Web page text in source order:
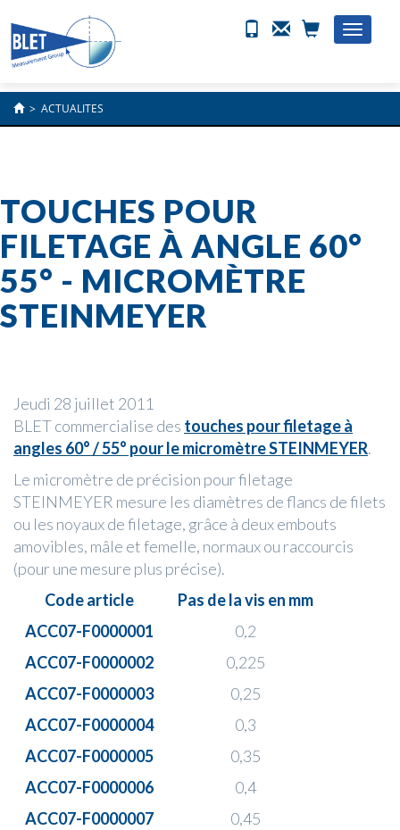
Toggle
> ACTUALITES
TOUCHES POUR
FILETAGE À ANGLE 60°
55° - MICROMÈTRE
STEINMEYER
Jeudi 28 juillet 2011
BLET commercialise des touches pour filetage à
angles 60° / 55° pour le micromètre STEINMEYER.
Le micromètre de précision pour filetage
STEINMEYER mesure les diamètres de flancs de filets
ou les noyaux de filetage, grâce à deux embouts
amovibles, mâle et femelle, normaux ou raccourcis
(pour une mesure plus précise).
Code article
Pas de la vis en mm
ACC07-F0000001
0,2
ACC07-F0000002
0,225
ACC07-F0000003
0,25
ACC07-F0000004
0,3
ACC07-F0000005
0,35
ACC07-F0000006
0,4
ACC07-F0000007
0,45